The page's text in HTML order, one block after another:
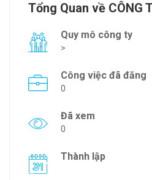
Tổng Quan về CÔNG
Quy mô công ty
>
Công việc đã đăng
0
Đã xem
0
Thành lập